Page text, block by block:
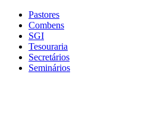
Pastores
Combens
SGI
Tesouraria
Secretários
Seminários